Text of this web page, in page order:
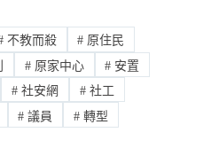
不教而殺 # 原住民
#原家中心 # 安置
# 社安網 # 社工
# 議員 # 轉型